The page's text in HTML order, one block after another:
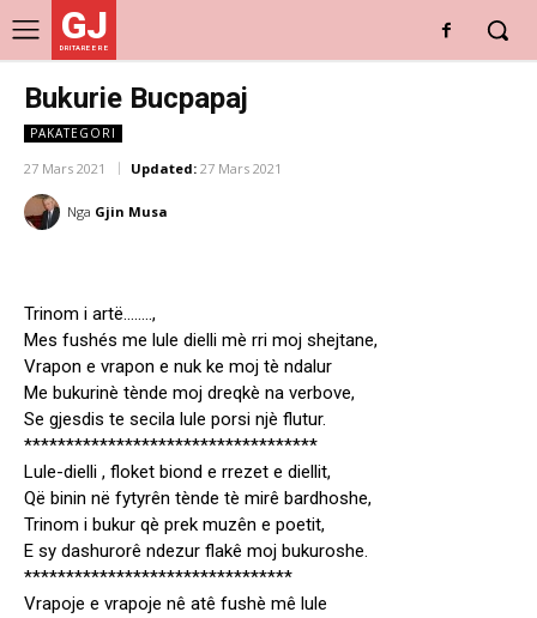
GJ
DRITARE E RE
Bukurie Bucpapaj
PAKATEGORI
27 Mars 2021 Updated: 27 Mars 2021
Nga Gjin Musa
Trinom i artë……..,
Mes fushés me lule dielli mè rri moj shejtane,
Vrapon e vrapon e nuk ke moj tè ndalur
Me bukurinè tènde moj dreqkè na verbove,
Se gjesdis te secila lule porsi njè flutur.
***********************************
Lule-dielli , floket biond e rrezet e diellit,
Që binin në fytyrên tènde tè mirê bardhoshe,
Trinom i bukur qè prek muzên e poetit,
E sy dashurorê ndezur flakê moj bukuroshe.
********************************
Vrapoje e vrapoje nê atê fushè mê lule